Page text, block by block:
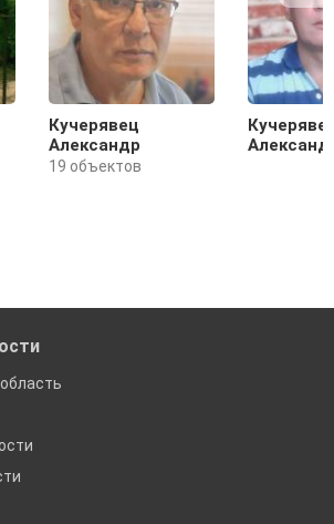
Кучерявец
Александр
19 объектов